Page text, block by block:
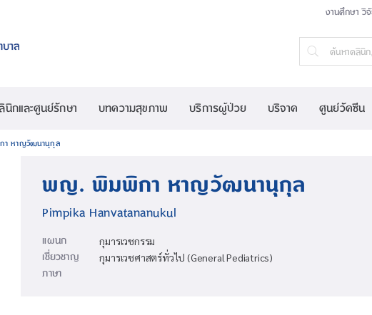
งานศึกษา วิ
นิกและศูนย์รักษา บทความสุขภาพ บริการผู้ป่วย บริจาค ศูนย์วัคซีน
หาญวัฒนานุกุล
พญ. พิมพิกา หาญวัฒนานุกุล
Pimpika Hanvatananukul
แผนก กุมารเวชกรรม
เชี่ยวชาญ กุมารเวชศาสตร์ทั่วไป (General Pediatrics)
ภาษา